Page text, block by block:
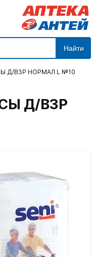
Найти
Д/ВЗР НОРМАЛ L №10
Д/ВЗР